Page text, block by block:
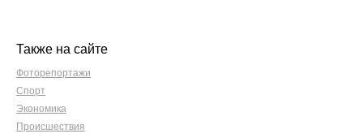
Также на сайте
Фоторепортажи
Спорт
Экономика
Происшествия